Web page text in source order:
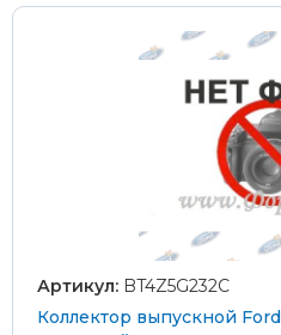
Артикул: BT4Z5G232C
Коллектор выпускной